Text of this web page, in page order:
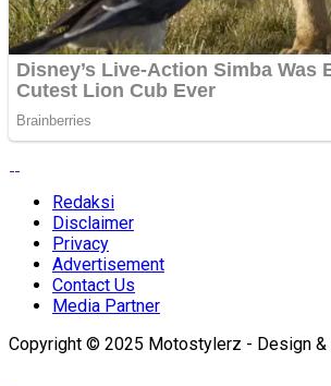
Redaksi
Disclaimer
Privacy
Advertisement
Contact Us
Media Partner
Copyright © 2025 Motostylerz - Design &